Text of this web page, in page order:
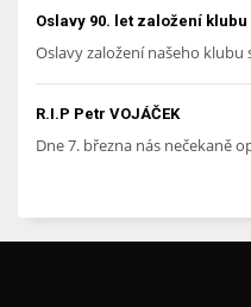
Oslavy 90. let založení klubu
Oslavy založení našeho klubu
R.I.P Petr VOJÁČEK
Dne 7. března nás nečekaně